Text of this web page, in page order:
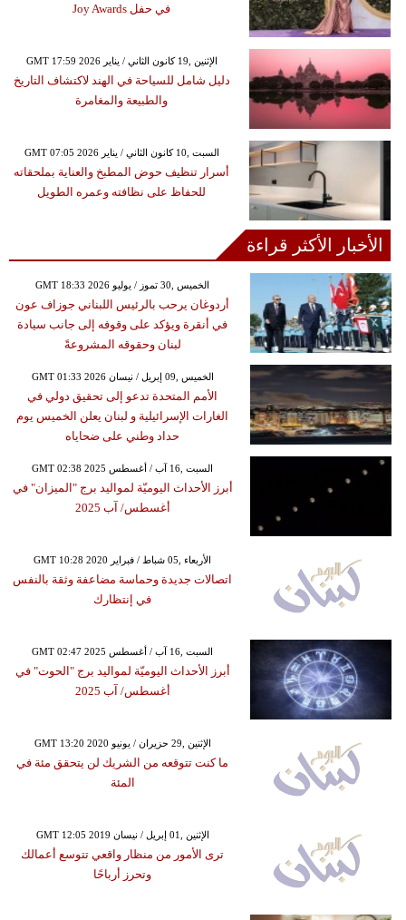
في حفل Joy Awards
GMT 17:59 2026 الإثنين ,19 كانون الثاني / يناير
دليل شامل للسياحة في الهند لاكتشاف التاريخ
والطبيعة والمغامرة
GMT 07:05 2026 السبت ,10 كانون الثاني / يناير
أسرار تنظيف حوض المطبخ والعناية بملحقاته
للحفاظ على نظافته وعمره الطويل
الأخبار الأكثر قراءة
GMT 18:33 2026 الخميس ,30 تموز / يوليو
أردوغان يرحب بالرئيس اللبناني جوزاف عون
في أنقرة ويؤكد على وقوفه إلى جانب سيادة
لبنان وحقوقه المشروعةً
GMT 01:33 2026 الخميس ,09 إبريل / نيسان
الأمم المتحدة تدعو إلى تحقيق دولي في
الغارات الإسرائيلية و لبنان يعلن الخميس يوم
حداد وطني على ضحاياه
GMT 02:38 2025 السبت ,16 آب / أغسطس
أبرز الأحداث اليوميّة لمواليد برج "الميزان" في
أغسطس/ آب 2025
GMT 10:28 2020 الأربعاء ,05 شباط / فبراير
اتصالات جديدة وحماسة مضاعفة وثقة بالنفس
في إنتظارك
GMT 02:47 2025 السبت ,16 آب / أغسطس
أبرز الأحداث اليوميّة لمواليد برج "الحوت" في
أغسطس/ آب 2025
GMT 13:20 2020 الإثنين ,29 حزيران / يونيو
ما كنت تتوقعه من الشريك لن يتحقق مئة في
المئة
GMT 12:05 2019 الإثنين ,01 إبريل / نيسان
ترى الأمور من منظار واقعي تتوسع أعمالك
وتحرز أرباحًا